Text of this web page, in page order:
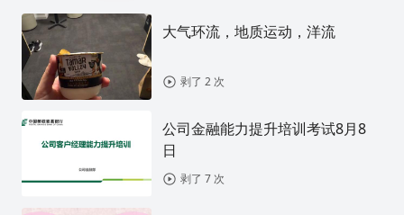
大气环流，地质运动，洋流
剥了 2 次
公司金融能力提升培训考试8月8
日
剥了 7 次